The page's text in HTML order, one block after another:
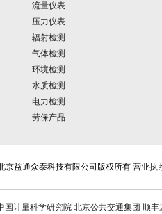
流量仪表
压力仪表
辐射检测
气体检测
环境检测
水质检测
电力检测
劳保产品
京益通众泰科技有限公司版权所有 营业执
国计量科学研究院 北京公共交通集团 顺丰